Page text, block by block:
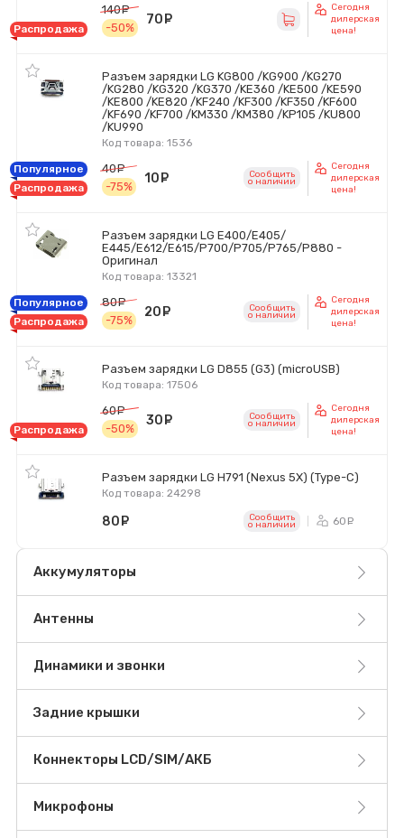
Распродажа
140
руб.
-50%
70
Сегодня
дилерская
цена!
Разъем зарядки LG KG800 /KG900 /KG270
/KG280 /KG320 /KG370 /KE360 /KE500 /KE590
/KE800 /KE820 /KF240 /KF300 /KF350 /KF600
/KF690 /KF700 /KM330 /KM380 /KP105 /KU800
/KU990
Код товара: 1536
Популярное
Распродажа
40
руб.
-75%
10 Сообщить
o наличии
Сегодня
дилерская
цена!
Разъем зарядки LG E400/E405/
E445/E612/E615/P700/P705/P765/P880 -
Оригинал
Код товара: 13321
Популярное
Распродажа
80
руб.
-75%
20 Сообщить
o наличии
Сегодня
дилерская
цена!
Разъем зарядки LG D855 (G3) (microUSB)
Код товара: 17506
Распродажа
60
руб.
-50%
30 Сообщить
o наличии
Сегодня
дилерская
цена!
Разъем зарядки LG H791 (Nexus 5X) (Type-C)
Код товара: 24298
80 Сообщить
o наличии 60
Аккумуляторы
Антенны
Динамики и звонки
Задние крышки
Коннекторы LCD/SIM/АКБ
Микрофоны